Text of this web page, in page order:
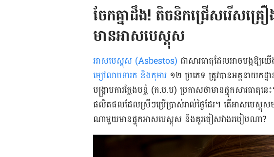
ចែកគ្នាដឹង! តិចនិកជ្រើសរើសគ្
មានអាសបេស្តុស
អាសបេស្តុស (Asbestos) ជាសារធាតុដែលអាចបង្កឱ្យ
ម្សៅលាបទារក និង​កុមារ ១២ ប្រភេទ ត្រូវបានអគ្គនា​យក​ដ្ឋា
បង្ក្រាបការក្លែងបន្លំ (ក.ប.ប) ប្រកាសថាមាន​ផ្ទុកសារធាតុន
ផលិតផល​ដែលស្រីៗប្រើប្រាស់រាល់ថ្ងៃដែរ។ តើអាសបេស្តុ
ណាមួយមានផ្ទុក​អាសបេស្តុស និងគួរចៀសវាងរបៀបណា?